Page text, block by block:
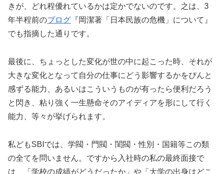
きが、どれ程優れているかは定かでないのです。之は、3
年半程前のブログ 『岡潔著「日本民族の危機」について』
でも指摘した通りです。
最後に、ちょっとした変化が世の中に起こった時、それが
大きな変化となって自分の仕事にどう影響するかをぴんと
感ずる能力、あるいはこういうものが有ったら便利だろう
と閃き、粘り強く一生懸命そのアイディアを形にして行く
能力、等々が挙げられます。
私どもSBIでは、学閥・門閥・閨閥・性別・国籍等この類
の全てを問いません。ですから入社時の私の最終面接で
は、「学校の成績がどうだったか」や「大学の出身はどこ